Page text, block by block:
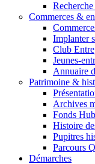
Commerces &
Implanter
Club
Jeunes-
Annuaire
Patrimoine &
Archives
Fonds
Histoire
Pupitres
Parcours
Démarches